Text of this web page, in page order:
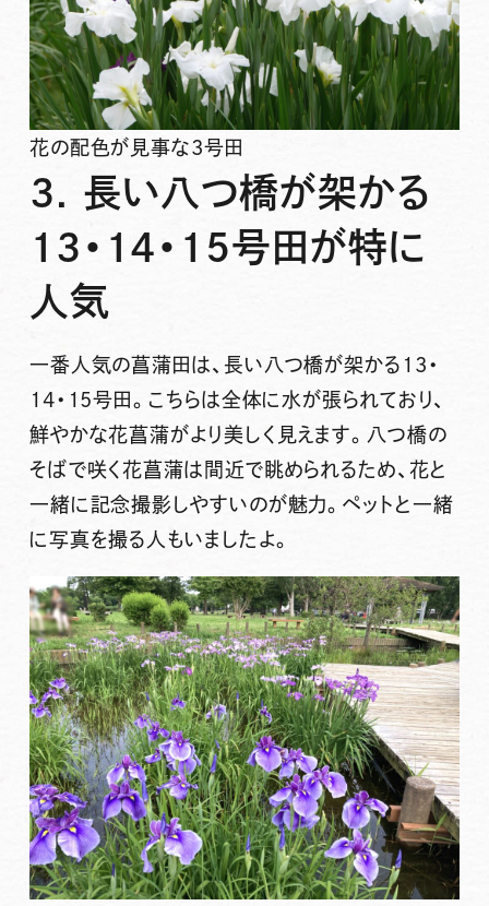
花の配色が見事な3号田
3. 長い八つ橋が架かる
13・14・15号田が特に
人気
一番人気の菖蒲田は、長い八つ橋が架かる13・
14・15号田。こちらは全体に水が張られており、
鮮やかな花菖蒲がより美しく見えます。八つ橋の
そばで咲く花菖蒲は間近で眺められるため、花と
一緒に記念撮影しやすいのが魅力。ペットと一緒
に写真を撮る人もいましたよ。